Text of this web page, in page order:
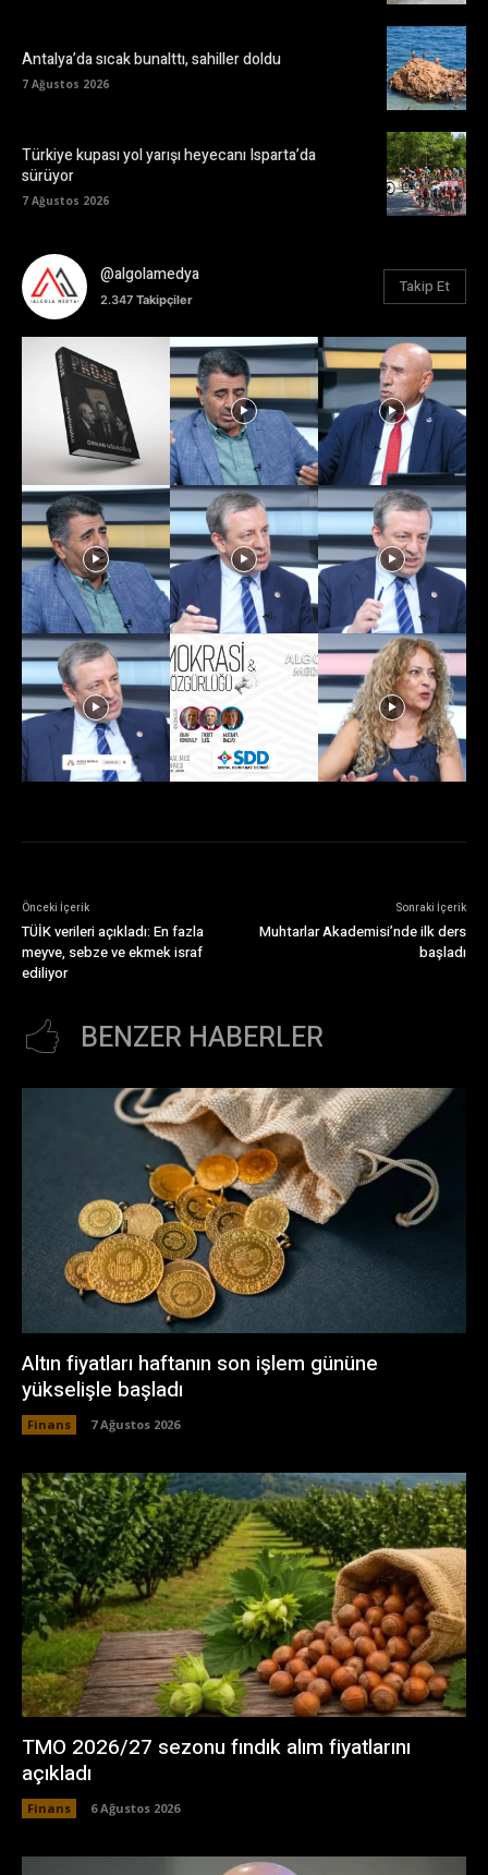
Antalya’da sıcak bunalttı, sahiller doldu
7 Ağustos 2026
Türkiye kupası yol yarışı heyecanı Isparta’da
sürüyor
7 Ağustos 2026
@algolamedya
2.347 Takipçiler
Takip Et
Önceki İçerik
TÜİK verileri açıkladı: En fazla
meyve, sebze ve ekmek israf
ediliyor
Sonraki İçerik
Muhtarlar Akademisi’nde ilk ders
başladı
BENZER HABERLER
Altın fiyatları haftanın son işlem gününe
yükselişle başladı
Finans 7 Ağustos 2026
TMO 2026/27 sezonu fındık alım fiyatlarını
açıkladı
Finans 6 Ağustos 2026